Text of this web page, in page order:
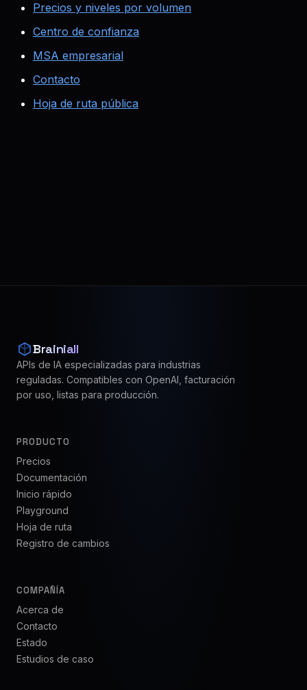
Precios y niveles por volumen
Centro de confianza
MSA empresarial
Contacto
Hoja de ruta pública
Brainiall
APIs de IA especializadas para industrias
reguladas. Compatibles con OpenAI, facturación
por uso, listas para producción.
PRODUCTO
Precios
Documentación
Inicio rápido
Playground
Hoja de ruta
Registro de cambios
COMPAÑÍA
Acerca de
Contacto
Estado
Estudios de caso